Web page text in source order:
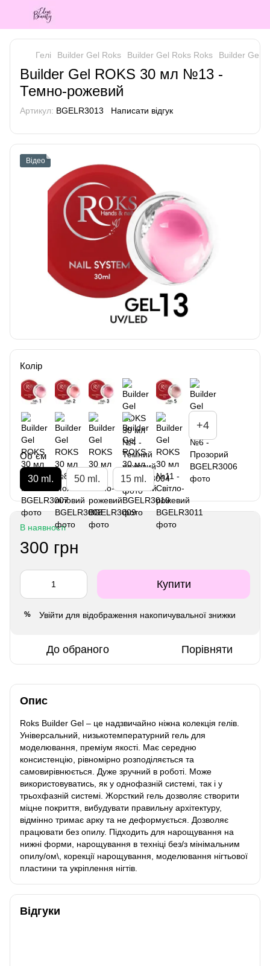
Гелі Builder Gel Roks Builder Gel Roks Roks Builder Gel
Builder Gel ROKS 30 мл №13 -
Темно-рожевий
Артикул: BGELR3013 Написати відгук
Відео
Колір
+4
Об`єм
30 ml. 50 ml. 15 ml.
В наявності
300 грн
Купити
% Увійти для відображення накопичувальної знижки
До обраного Порівняти
Опис
Roks Builder Gel – це надзвичайно ніжна колекція гелів.
Універсальний, низькотемпературний гель для
моделювання, преміум якості. Має середню
консистенцію, рівномірно розподіляється та
самовирівнюється. Дуже зручний в роботі. Може
використовуватись, як у однофазній системі, так і у
трьохфазній системі. Жорсткий гель дозволяє створити
міцне покриття, вибудувати правильну архітектуру,
відмінно тримає арку та не деформується. Дозволяє
працювати без опилу. Підходить для нарощування на
нижні форми, нарощування в техніці без/з мінімальним
опилу/ом\, корекції нарощування, моделювання нігтьової
пластини та укріплення нігтів.
Відгуки